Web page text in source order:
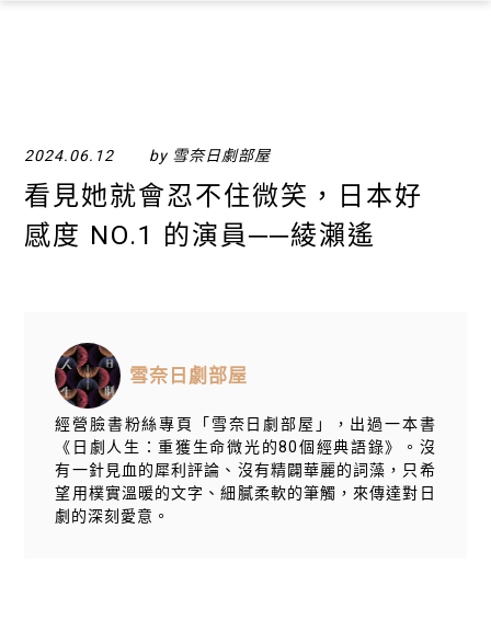
2024.06.12 by 雪奈日劇部屋
看見她就會忍不住微笑，日本好
感度 NO.1 的演員──綾瀨遙
雪奈日劇部屋
經營臉書粉絲專頁「雪奈日劇部屋」，出過一本書
《日劇人生：重獲生命微光的80個經典語錄》。沒
有一針見血的犀利評論、沒有精闢華麗的詞藻，只希
望用樸實溫暖的文字、細膩柔軟的筆觸，來傳達對日
劇的深刻愛意。